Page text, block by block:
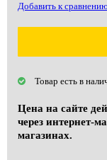
Добавить к
Товар есть в
Цена на сайте
через интернет-
магазинах.